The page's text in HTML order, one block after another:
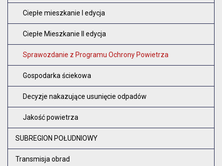
Ciepłe mieszkanie I edycja
Ciepłe Mieszkanie II edycja
Sprawozdanie z Programu Ochrony Powietrza
Gospodarka ściekowa
Decyzje nakazujące usunięcie odpadów
Jakość powietrza
SUBREGION POŁUDNIOWY
Transmisja obrad